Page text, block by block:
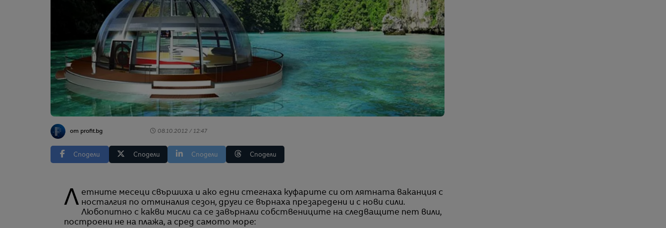
от profit.bg 08.10.2012 / 12:47
Сподели Сподели Сподели Сподели
Летните месеци свършиха и ако едни стегнаха куфарите си от лятната ваканция с носталгия по отминалия сезон, други се върнаха презаредени и с нови сили.
Любопитно с какви мисли са се завърнали собствениците на следващите пет вили,
построени не на плажа, а сред самото море: